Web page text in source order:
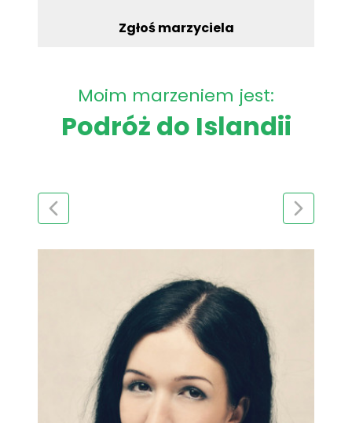
Zgłoś marzyciela
Moim marzeniem jest:
Podróż do Islandii